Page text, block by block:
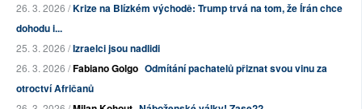
26. 3. 2026 /Krize na Blízkém východě: Trump trvá na tom, že Írán chce
dohodu i...
25. 3. 2026 /Izraelci jsou nadlidi
26. 3. 2026 /Fabiano Golgo Odmítání pachatelů přiznat svou vinu za
otroctví Afričanů